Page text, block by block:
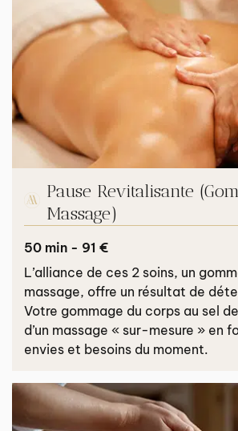
Pause Revitalisante
Massage)
50 min - 91 €
L’alliance de ces 2 soins, un
massage, offre un résultat de
Votre gommage du corps au sel
d’un massage « sur-mesure » en
envies et besoins du moment.